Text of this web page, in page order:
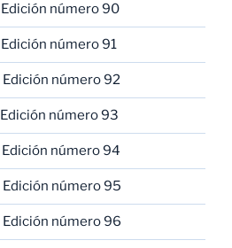
número 90
número 91
número 92
número 93
número 94
número 95
número 96